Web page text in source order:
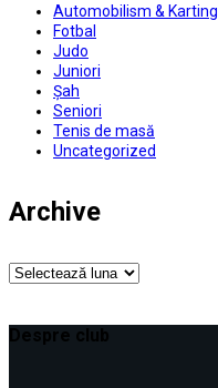
Automobilism & Karting
Fotbal
Judo
Juniori
Șah
Seniori
Tenis de masă
Uncategorized
Archive
Archive
Despre club